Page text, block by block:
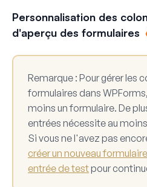
Personnalisation des
d'aperçu des formulaires
Remarque : Pour gérer les
formulaires dans
moins un formulaire. De
entrées nécessite au
Si vous ne l'avez pas
créer un nouveau formulaire
entrée de testpour